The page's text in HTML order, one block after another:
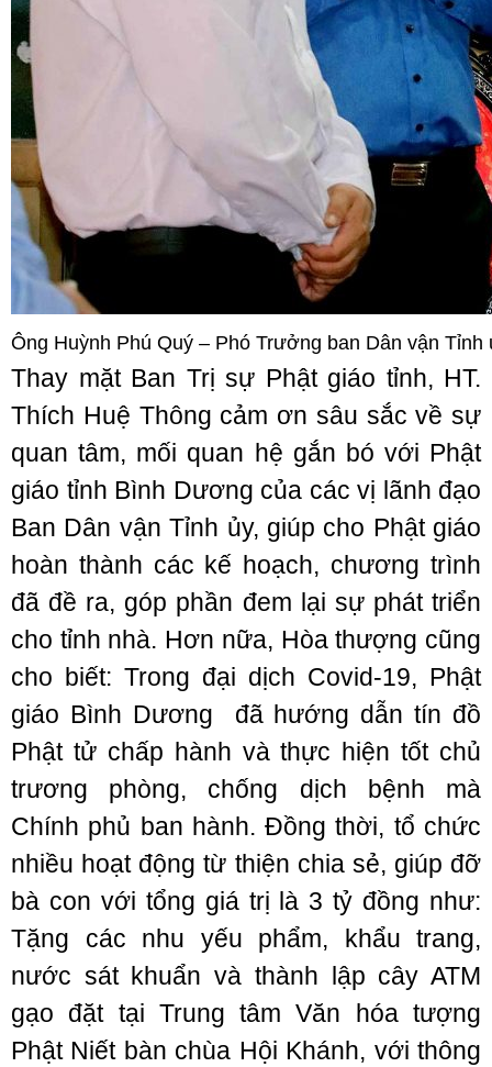
Ông Huỳnh Phú Quý – Phó Trưởng ban Dân vận
Thay mặt Ban Trị sự Phật giáo tỉnh, HT.
Thích Huệ Thông cảm ơn sâu sắc về sự
quan tâm, mối quan hệ gắn bó với Phật
giáo tỉnh Bình Dương của các vị lãnh đạo
Ban Dân vận Tỉnh ủy, giúp cho Phật giáo
hoàn thành các kế hoạch, chương trình
đã đề ra, góp phần đem lại sự phát triển
cho tỉnh nhà. Hơn nữa, Hòa thượng cũng
cho biết: Trong đại dịch Covid-19, Phật
giáo Bình Dương đã hướng dẫn tín đồ
Phật tử chấp hành và thực hiện tốt chủ
trương phòng, chống dịch bệnh mà
Chính phủ ban hành. Đồng thời, tổ chức
nhiều hoạt động từ thiện chia sẻ, giúp đỡ
bà con với tổng giá trị là 3 tỷ đồng như:
Tặng các nhu yếu phẩm, khẩu trang,
nước sát khuẩn và thành lập cây ATM
gạo đặt tại Trung tâm Văn hóa tượng
Phật Niết bàn chùa Hội Khánh, với thông